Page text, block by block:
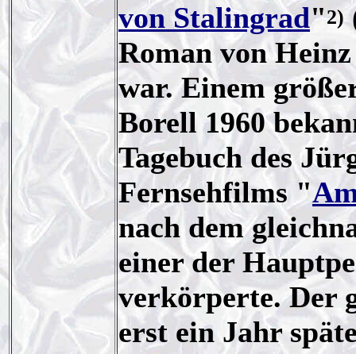
von Stalingrad"2)
Roman von
war. Einem
Borell 1960
Tagebuch des
Fernsehfilms "
nach dem
einer der
verkörperte. Der
erst ein Jahr